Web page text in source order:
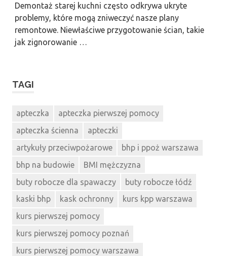
Demontaż starej kuchni często odkrywa ukryte
problemy, które mogą zniweczyć nasze plany
remontowe. Niewłaściwe przygotowanie ścian, takie
jak zignorowanie …
TAGI
apteczka
apteczka pierwszej pomocy
apteczka ścienna
apteczki
artykuły przeciwpożarowe
bhp i ppoż warszawa
bhp na budowie
BMI mężczyzna
buty robocze dla spawaczy
buty robocze łódź
kaski bhp
kask ochronny
kurs kpp warszawa
kurs pierwszej pomocy
kurs pierwszej pomocy poznań
kurs pierwszej pomocy warszawa